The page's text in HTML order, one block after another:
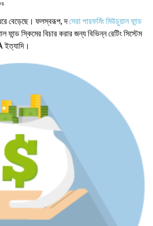
বেড়েছে। ফলস্বরূপ, দসেরা পারফর্মিং মিউচুয়াল ফান্ড
ফান্ড স্কিমের বিচার করার জন্য বিভিন্ন রেটিং সিস্টেম
ইত্যাদি।